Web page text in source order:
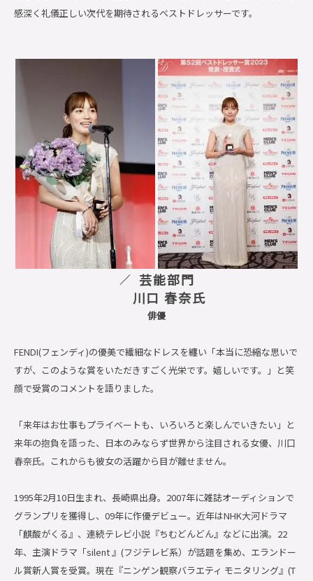
感深く礼儀正しい次代を期待されるベストドレッサーです。
芸能部門
川口 春奈氏
俳優
FENDI(フェンディ)の優美で繊細なドレスを纏い「本当に恐縮な思いで
すが、このような賞をいただきすごく光栄です。嬉しいです。」と笑
顔で受賞のコメントを語りました。
「来年はお仕事もプライベートも、いろいろと楽しんでいきたい」と
来年の抱負を語った、日本のみならず世界から注目される女優、川口
春奈氏。これからも彼女の活躍から目が離せません。
1995年2月10日生まれ、長崎県出身。2007年に雑誌オーディションで
グランプリを獲得し、09年に作優デビュー。近年はNHK大河ドラマ
「麒酸がくる』、連続テレビ小説『ちむどんどん』などに出演。22
年、主演ドラマ「silent 』(フジテレビ系）が話題を集め、エランドー
ル賞新人賞を受賞。現在『ニンゲン観察バラエティ モニタリング』(T